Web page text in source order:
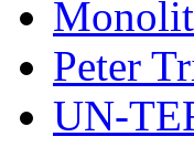
Peter
UN-